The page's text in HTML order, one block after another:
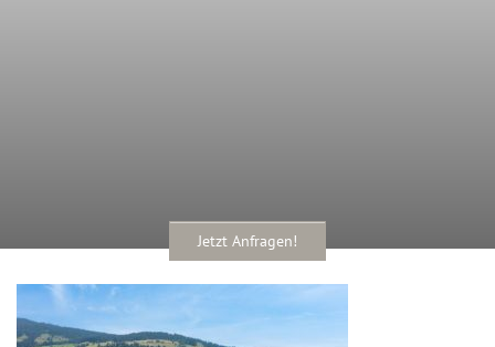
Jetzt Anfragen!